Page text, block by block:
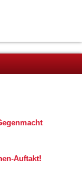
Auftakt!